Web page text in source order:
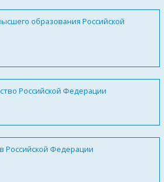
образования Российской
Российской Федерации
Российской Федерации